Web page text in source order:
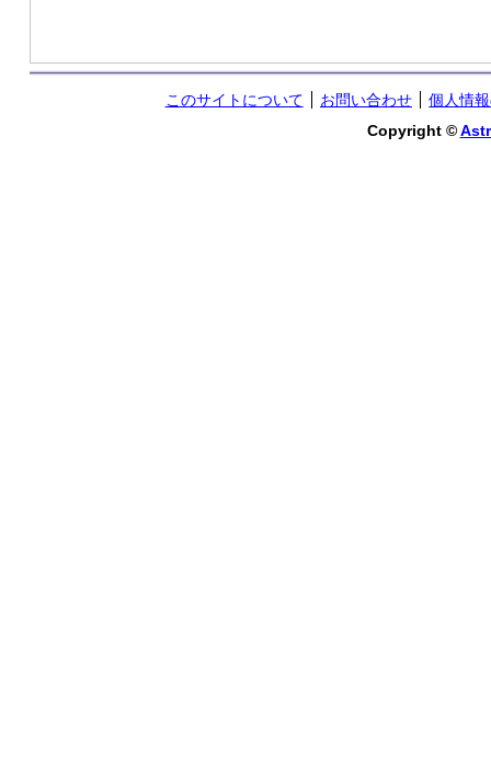
このサイトについて お問い合わせ
個人情
Copyright ©